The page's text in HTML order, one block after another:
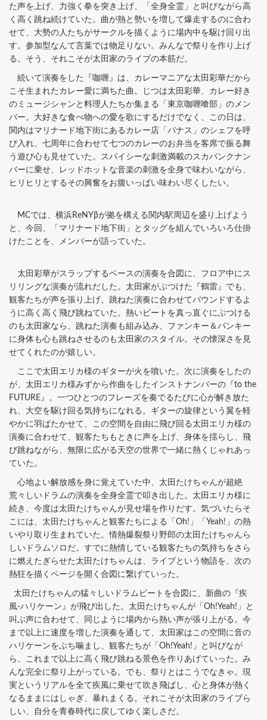
た声を上げ、力強く拳を突き上げ、「全身全霊」と叫びながら高
く高く跳ね続けていた。曲が熱と勢いを増して爆走するのに合わ
せて、大勢の人たちがサークルを描くように場内中を駆け回り出
す。参加型なんて言葉では物足りない。みんなで祭りを作り上げ
る。そう、それこそが太田家のライブの本筋だ。
続いて演奏をした『咖喱』は、カレーマニアな太田彩華だから
こそ生まれたカレー愛に満ちた曲。じつは太田彩華、カレー好き
のミュージシャンと料理人たちか集まる「東京咖喱喰部」のメン
バー。大好きな食べ物への愛を歌にするだけでなく、この日は、
関内はマリナード地下街にあるカレー店「パナス」のシェフを呼
び入れ、七周年に合わせて七つのカレーのお弁当を客席で振る舞
う遊び心も見せていた。スパイシーな刺激満載のスカパンクナン
バーに乗せ、レッドホットな音楽の刺激を全身で味わいながら、
ヒリヒリとするその興奮をお腹いっぱい味わい尽くしたい。
MCでは、横浜ReNYβが拠を構える関内駅周辺を盛り上げよう
と、今回、「マリナード地下街」とタッグを組んでいろいろ仕掛
けたことを、メンバーが語っていた。
太田彩華がスラップするベースの演奏を合図に、フロア中にス
リリングな演奏が流れだした。太田家がぶつけた『鶴雷』でも、
観客たちが声を張り上げ、跳ねた演奏に合わせてバウンドするよ
うに高く高く飛び跳ねていた。熱いビートを真っ直ぐにぶつける
のも太田家なら、跳ねた演奏も組み込み、ファンキー＆パンキー
に身体も心も跳ねさせるのも太田家のスタイル。その懐深さを見
せてくれたのが嬉しい。
ここで太田エリカ様のギターが火を噴いた。次に演奏をしたの
が、太田エリカ様みずから作曲をしたインストナンバーの『to the
FUTURE』。一つひとつのフレーズを奏でるたびに心が解き放た
れ、大空を駆け回る気持ちになれる。ギターの旋律という翼を軽
やかに羽ばたかせて、この空間を自由に飛び回る太田エリカ様の
演奏に合わせて、観客たちもときに声を上げ、身体を揺らし、飛
び跳ねながら、無限に広がる天空の世界で一緒に熱くじゃれあっ
ていた。
心地よい解放感を身に覚えていた中、太田たけちゃんが超絶
荒々しいドラムの演奏を全身全霊で叩き出した。太田エリカ様に
続き、今度は太田たけちゃんが見せ場を作りだす。気づいたらそ
こには、太田たけちゃんと観客たちによる「Oh!」「Yeah!」の熱
いやり取り生まれていた。情熱爆裂祭り野郎の太田たけちゃんら
しいドラムソロだ。すでに熱情している観客たちの気持ちをさら
に燃えたぎらせた太田たけちゃんは、ライブという物語を、次の
熱狂を描くページを開く合図に繋げていった。
太田たけちゃんの猛々しいドラムビートを合図に、新曲の『疾
風-ハリケーン』が飛び出した。太田たけちゃんが「Oh!Yeah!」と
叫ぶ声に合わせて、同じように場内から熱い声が張り上がる。今
まで以上に速度を増した演奏を通して、太田家はこの空間に音の
ハリケーンをぶち噛まし、観客たちが「Oh!Yeah!」と叫びなが
ら、これまで以上に高く飛び跳ねる景色を作りあげていった。み
んな完全に祭り上がっている。でも、祭りとはこうでなきゃ。現
実というリアルを全て疾風に乗せて吹き飛ばし、心と身体が熱く
なるままにはしゃぎ、暴れまくる。それこそが太田家のライブら
しい、自分を青春時代に戻してゆく楽しさだ。